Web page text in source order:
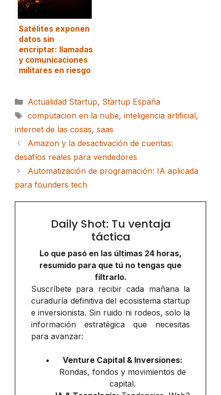
Satélites exponen
datos sin
encriptar: llamadas
y comunicaciones
militares en riesgo
Categorías
Actualidad Startup, Startup España
Etiquetas
computacion en la nube, inteligencia artificial,
internet de las cosas, saas
Amazon y la desactivación de cuentas:
desafíos reales para vendedores
Automatización de programación: IA aplicada
para founders tech
Daily Shot: Tu ventaja
táctica
Lo que pasó en las últimas 24 horas,
resumido para que tú no tengas que
filtrarlo.
Suscríbete para recibir cada mañana la
curaduría definitiva del ecosistema startup
e inversionista. Sin ruido ni rodeos, solo la
información estratégica que necesitas
para avanzar:
Venture Capital & Inversiones:
Rondas, fondos y movimientos de
capital.